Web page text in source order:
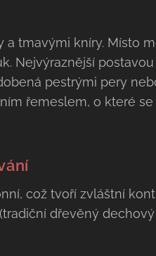
tmavými kníry. Místo
Nejvýraznější
pestrými pery
řemeslem, o které se
což tvoří zvláštní
dřevěný